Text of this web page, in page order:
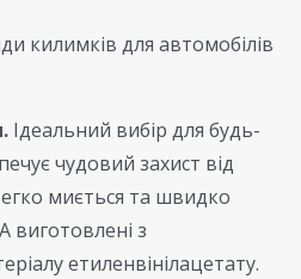
килимків для автомобілів
Ідеальний вибір для будь-
чудовий захист від
миється та швидко
виготовлені з
етиленвінілацетату.